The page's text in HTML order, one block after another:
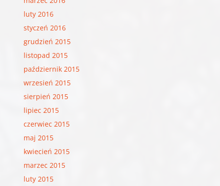
luty 2016
styczeń 2016
grudzień 2015
listopad 2015
październik 2015
wrzesień 2015
sierpień 2015
lipiec 2015
czerwiec 2015
maj 2015
kwiecień 2015
marzec 2015
luty 2015